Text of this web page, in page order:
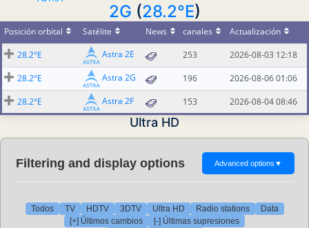
2G (28.2°E)
Posición orbital Satélite News canales
Actualización
28.2°E
Astra 2E 253
2026-08-03 12:18
28.2°E
Astra 2G 196
2026-08-06 01:06
28.2°E
Astra 2F 153 2026-08-04 08:46
Ultra HD
Filtering and display options Advanced options ▼
Todos TV HDTV 3DTV Ultra HD Radio stations
Data
[+] Últimos cambios
[-] Últimas supresiones